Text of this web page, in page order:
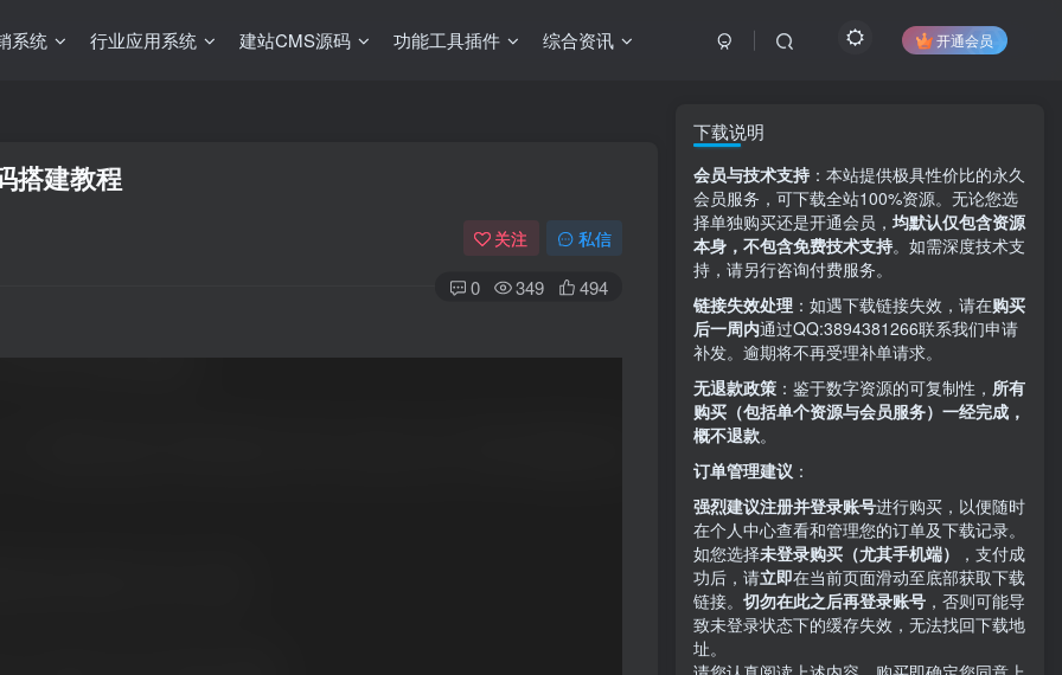
系统 行业应用系统 建站CMS源码 功能工具插件 综合资讯 开通会员
搭建教程
关注 私信
0 349 494
下载说明
会员与技术支持 ：本站提供极具性价比的永久
会员服务，可下载全站100%资源。无论您选
择单独购买还是开通会员， 均默认仅包含资源
本身，不包含免费技术支持。如需深度技术支
持，请另行咨询付费服务。
链接失效处理 ：如遇下载链接失效，请在购买
后一周内通过QQ:3894381266联系我们申请
补发。逾期将不再受理补单请求。
无退款政策 ：鉴于数字资源的可复制性， 所有
购买（包括单个资源与会员服务）一经完成，
概不退款。
订单管理建议 ：
强烈建议注册并登录账号进行购买，以便随时
在个人中心查看和管理您的订单及下载记录。
如您选择未登录购买（尤其手机端）
，支付成
功后，请立即在当前页面滑动至底部获取下载
链接。 切勿在此之后再登录账号 ，否则可能导
致未登录状态下的缓存失效，无法找回下载地
址。